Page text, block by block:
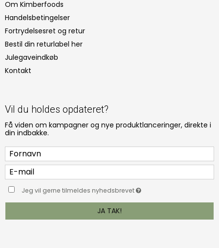
Om Kimberfoods
Handelsbetingelser
Fortrydelsesret og retur
Bestil din returlabel her
Julegaveindkøb
Kontakt
Vil du holdes opdateret?
Få viden om kampagner og nye produktlanceringer, direkte i
din indbakke.
Jeg vil gerne tilmeldes nyhedsbrevet
JA TAK!